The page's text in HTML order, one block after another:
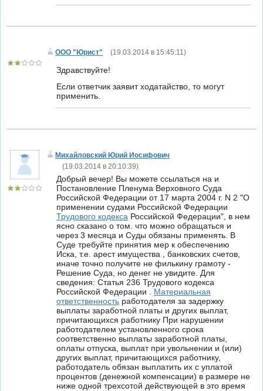
ООО "Юрист" (19.03.2014 в 15:45:11)
Здравствуйте!
Если ответчик заявит ходатайство, то могут
применить.
Михайловский Юрий Иосифович
(19.03.2014 в 20:10:39)
Добрый вечер! Вы можете ссылаться на и
Постановление Пленума Верховного Суда
Российской Федерации от 17 марта 2004 г. N 2 "О
применении судами Российской Федерации
Трудового кодекса Российской Федерации", в нем
ясно сказано о том. что можно обращаться и
через 3 месяца и Суды обязаны применять. В
Суде требуйте принятия мер к обеспечению
Иска, т.е. арест имущества , банковских счетов,
иначе точно получите не филькину грамоту -
Решение Суда, но денег не увидите. Для
сведения: Статья 236 Трудового кодекса
Российской Федерации . Материальная
ответственность работодателя за задержку
выплаты заработной платы и других выплат,
причитающихся работнику При нарушении
работодателем установленного срока
соответственно выплаты заработной платы,
оплаты отпуска, выплат при увольнении и (или)
других выплат, причитающихся работнику,
работодатель обязан выплатить их с уплатой
процентов (денежной компенсации) в размере не
ниже одной трехсотой действующей в это время